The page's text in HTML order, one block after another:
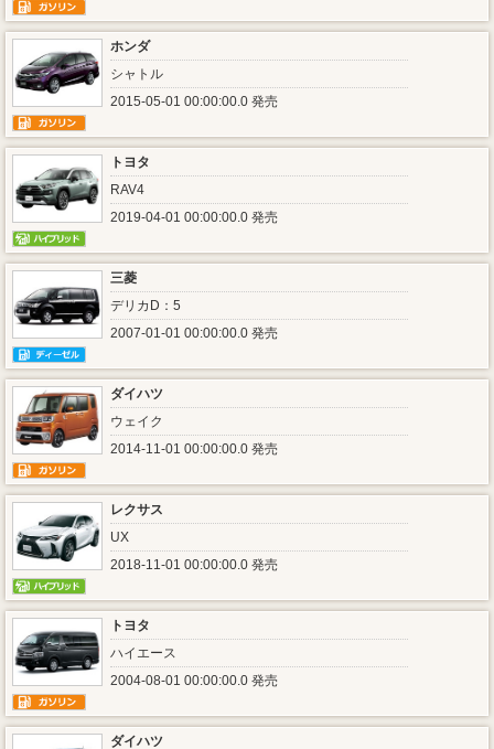
ホンダ
シャトル
2015-05-01 00:00:00.0 発売
トヨタ
RAV4
2019-04-01 00:00:00.0 発売
三菱
デリカD：5
2007-01-01 00:00:00.0 発売
ダイハツ
ウェイク
2014-11-01 00:00:00.0 発売
レクサス
UX
2018-11-01 00:00:00.0 発売
トヨタ
ハイエース
2004-08-01 00:00:00.0 発売
ダイハツ